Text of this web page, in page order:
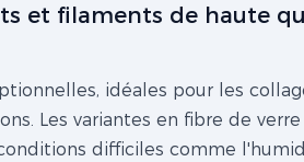
et filaments de haute
idéales pour les
Les variantes en fibre de verre
difficiles comme